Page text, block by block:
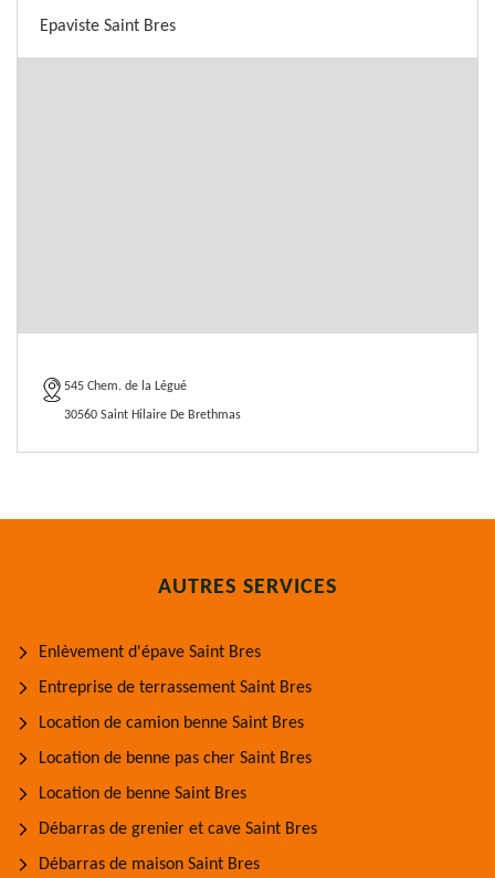
Epaviste Saint Bres
545 Chem. de la Légué
30560 Saint Hilaire De Brethmas
AUTRES SERVICES
Enlèvement d'épave Saint Bres
Entreprise de terrassement Saint Bres
Location de camion benne Saint Bres
Location de benne pas cher Saint Bres
Location de benne Saint Bres
Débarras de grenier et cave Saint Bres
Débarras de maison Saint Bres